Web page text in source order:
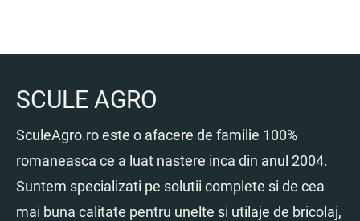
SCULE AGRO
SculeAgro.ro este o afacere de familie 100%
romaneasca ce a luat nastere inca din anul 2004.
Suntem specializati pe solutii complete si de cea
mai buna calitate pentru unelte si utilaje de bricolaj,